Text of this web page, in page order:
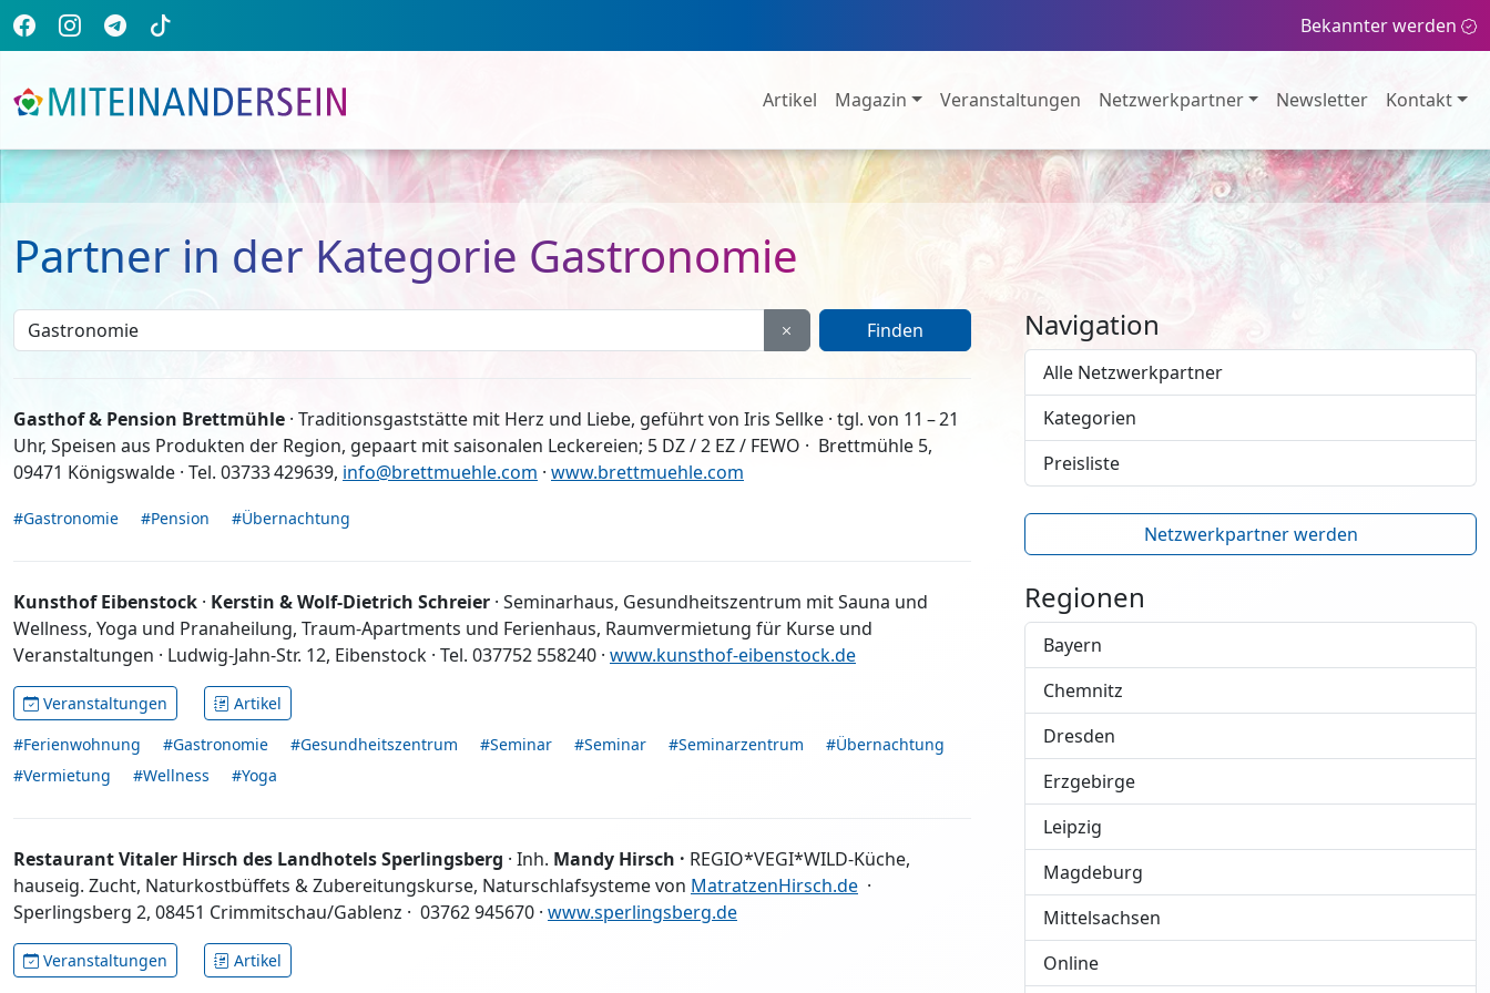
Bekannter werden
Artikel Magazin Veranstaltungen Netzwerkpartner Newsletter Kontakt
Partner in der Kategorie Gastronomie
Gasthof & Pension Brettmühle · Traditionsgaststätte mit Herz und Liebe, geführt von Iris Sellke · tgl. von 11 – 21
Uhr, Speisen aus Produkten der Region, gepaart mit saisonalen Leckereien; 5 DZ / 2 EZ / FEWO · Brettmühle 5,
09471 Königswalde · Tel. 03733 429639, info@brettmuehle.com · www.brettmuehle.com
#Gastronomie #Pension #Übernachtung
Kunsthof Eibenstock · Kerstin & Wolf-Dietrich Schreier · Seminarhaus, Gesundheitszentrum mit Sauna und
Wellness, Yoga und Pranaheilung, Traum-Apartments und Ferienhaus, Raumvermietung für Kurse und
Veranstaltungen · Ludwig-Jahn-Str. 12, Eibenstock · Tel. 037752 558240 · www.kunsthof-eibenstock.de
Veranstaltungen
Artikel
#Ferienwohnung
#Gastronomie #Gesundheitszentrum #Seminar #Seminar #Seminarzentrum
#Übernachtung
#Vermietung
#Wellness #Yoga
Restaurant Vitaler Hirsch des Landhotels Sperlingsberg · Inh. Mandy Hirsch · REGIO*VEGI*WILD-Küche,
hauseig. Zucht, Naturkostbüffets & Zubereitungskurse, Naturschlafsysteme von MatratzenHirsch.de ·
Sperlingsberg 2, 08451 Crimmitschau/Gablenz · 03762 945670 · www.sperlingsberg.de
Veranstaltungen
Artikel
Navigation
Alle Netzwerkpartner
Kategorien
Preisliste
Netzwerkpartner werden
Regionen
Bayern
Chemnitz
Dresden
Erzgebirge
Leipzig
Magdeburg
Mittelsachsen
Online